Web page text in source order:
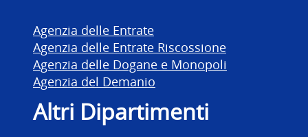
Agenzia delle Entrate
Agenzia delle Entrate Riscossione
Agenzia delle Dogane e Monopoli
Agenzia del Demanio
Altri Dipartimenti